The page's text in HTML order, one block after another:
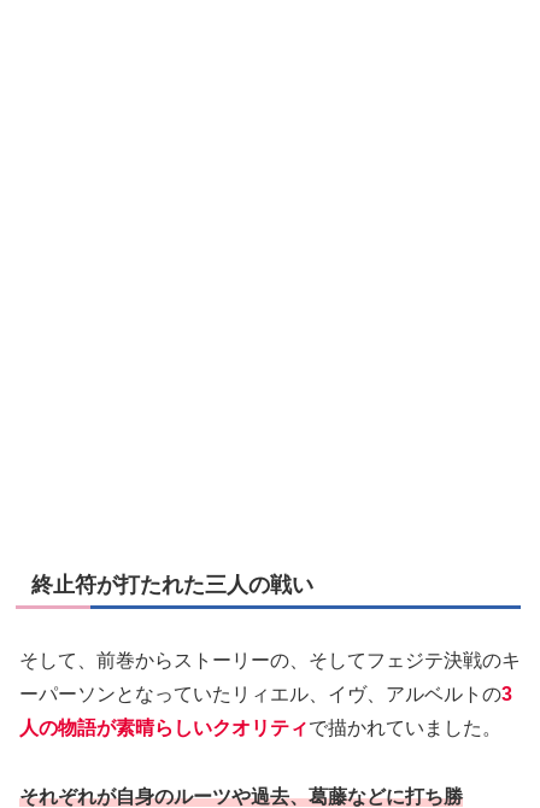
終止符が打たれた三人の戦い
そして、前巻からストーリーの、そしてフェジテ決戦のキ
ーパーソンとなっていたリィエル、イヴ、アルベルトの3
人の物語が素晴らしいクオリティで描かれていました。
それぞれが自身のルーツや過去、葛藤などに打ち勝